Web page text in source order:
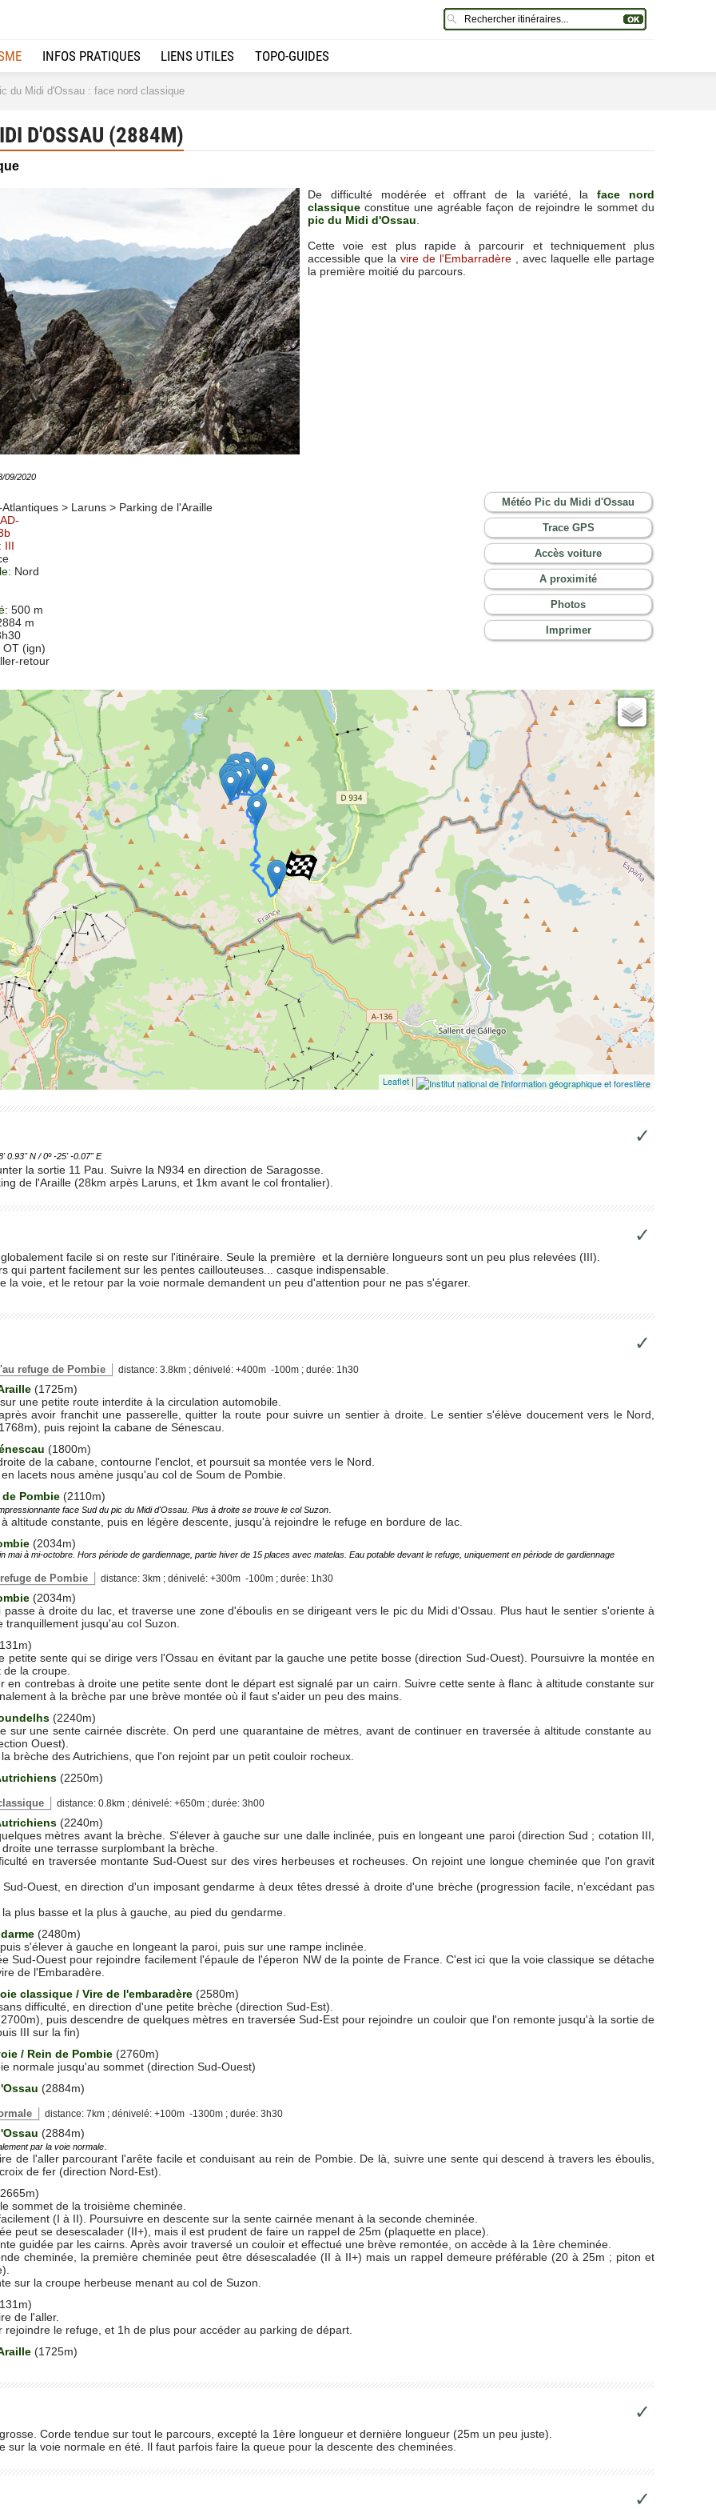
INFOS PRATIQUES LIENS UTILES TOPO-GUIDES
du Midi d'Ossau : face nord classique
D'OSSAU (2884M)
De difficulté modérée et offrant de la variété, laface nord
classique constitue une agréable façon de rejoindre le sommet du
pic du Midi d'Ossau
Cette voie est plus rapide à parcourir et techniquement plus
accessible que la vire de l'Embarradère , avec laquelle elle partage
la première moitié du parcours.
09/2020
> Laruns > Parking de l'Araille
AD-
III
: Nord
: 500 m
m
OT (ign)
retour
Météo Pic du Midi d'Ossau
Trace GPS
Accès voiture
A proximité
Photos
Imprimer
Cartes IGN
Open Topo Map
Open Street Map
ESRI Word Imagery
Leaflet |
✓
0.93'' N / 0º -25' -0.07'' E
la sortie 11 Pau. Suivre la N934 en direction de Saragosse.
de l'Araille (28km arpès Laruns, et 1km avant le col frontalier).
✓
facile si on reste sur l'itinéraire. Seule la première et la dernière longueurs sont un peu plus relevées (III).
qui partent facilement sur les pentes caillouteuses... casque indispensable.
la voie, et le retour par la voie normale demandent un peu d'attention pour ne pas s'égarer.
✓
refuge de Pombie distance: 3.8km ; dénivelé: +400m -100m ; durée: 1h30
(1725m)
une petite route interdite à la circulation automobile.
avoir franchit une passerelle, quitter la route pour suivre un sentier à droite. Le sentier s'élève doucement vers le Nord,
puis rejoint la cabane de Sénescau.
(1800m)
de la cabane, contourne l'enclot, et poursuit sa montée vers le Nord.
lacets nous amène jusqu'au col de Soum de Pombie.
Pombie (2110m)
face Sud du pic du Midi d'Ossau. Plus à droite se trouve le col Suzon
altitude constante, puis en légère descente, jusqu'à rejoindre le refuge en bordure de lac.
(2034m)
mai à mi-octobre. Hors période de gardiennage, partie hiver de 15 places avec matelas. Eau potable devant le refuge, uniquement en période de gardiennage
de Pombie distance: 3km ; dénivelé: +300m -100m ; durée: 1h30
(2034m)
passe à droite du lac, et traverse une zone d'éboulis en se dirigeant vers le pic du Midi d'Ossau. Plus haut le sentier s'oriente à
tranquillement jusqu'au col Suzon.
petite sente qui se dirige vers l'Ossau en évitant par la gauche une petite bosse (direction Sud-Ouest). Poursuivre la montée en
la croupe.
en contrebas à droite une petite sente dont le départ est signalé par un cairn. Suivre cette sente à flanc à altitude constante sur
à la brèche par une brève montée où il faut s'aider un peu des mains.
(2240m)
sur une sente cairnée discrète. On perd une quarantaine de mètres, avant de continuer en traversée à altitude constante au
Ouest).
brèche des Autrichiens, que l'on rejoint par un petit couloir rocheux.
(2250m)
distance: 0.8km ; dénivelé: +650m ; durée: 3h00
(2240m)
mètres avant la brèche. S'élever à gauche sur une dalle inclinée, puis en longeant une paroi (direction Sud ; cotation III,
une terrasse surplombant la brèche.
en traversée montante Sud-Ouest sur des vires herbeuses et rocheuses. On rejoint une longue cheminée que l'on gravit
Ouest, en direction d'un imposant gendarme à deux têtes dressé à droite d'une brèche (progression facile, n’excédant pas
plus basse et la plus à gauche, au pied du gendarme.
(2480m)
s'élever à gauche en longeant la paroi, puis sur une rampe inclinée.
Sud-Ouest pour rejoindre facilement l'épaule de l'éperon NW de la pointe de France. C'est ici que la voie classique se détache
de l'Embaradère.
classique / Vire de l'embaradère (2580m)
difficulté, en direction d'une petite brèche (direction Sud-Est).
puis descendre de quelques mètres en traversée Sud-Est pour rejoindre un couloir que l'on remonte jusqu'à la sortie de
III sur la fin)
/ Rein de Pombie (2760m)
normale jusqu'au sommet (direction Sud-Ouest)
(2884m)
distance: 7km ; dénivelé: +100m -1300m ; durée: 3h30
(2884m)
par la voie normale
de l'aller parcourant l'arête facile et conduisant au rein de Pombie. De là, suivre une sente qui descend à travers les éboulis,
de fer (direction Nord-Est).
sommet de la troisième cheminée.
(I à II). Poursuivre en descente sur la sente cairnée menant à la seconde cheminée.
peut se desescalader (II+), mais il est prudent de faire un rappel de 25m (plaquette en place).
guidée par les cairns. Après avoir traversé un couloir et effectué une brève remontée, on accède à la 1ère cheminée.
cheminée, la première cheminée peut être désescaladée (II à II+) mais un rappel demeure préférable (20 à 25m ; piton et
sur la croupe herbeuse menant au col de Suzon.
de l'aller.
rejoindre le refuge, et 1h de plus pour accéder au parking de départ.
(1725m)
✓
Corde tendue sur tout le parcours, excepté la 1ère longueur et dernière longueur (25m un peu juste).
sur la voie normale en été. Il faut parfois faire la queue pour la descente des cheminées.
✓